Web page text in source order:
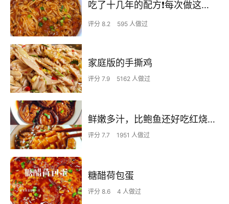
吃了十几年的配方❗️每次做这至少吃2碗
评分 8.2 595 人做过
家庭版的手撕鸡
评分 7.9 5162 人做过
鲜嫩多汁，比鲍鱼还好吃红烧香菇
评分 7.7 1951 人做过
糖醋荷包蛋
评分 8.6 4 人做过